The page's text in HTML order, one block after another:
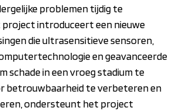
problemen tijdig te
project introduceert een nieuwe
die ultrasensitieve sensoren,
en geavanceerde
schade in een vroeg stadium te
betrouwbaarheid te verbeteren en
ondersteunt het project